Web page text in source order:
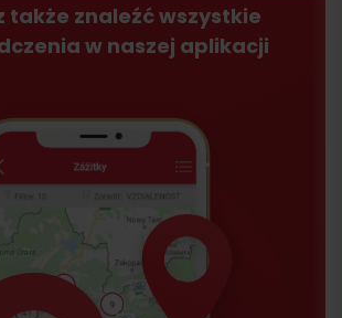
także znaleźć wszystkie
w naszej aplikacji